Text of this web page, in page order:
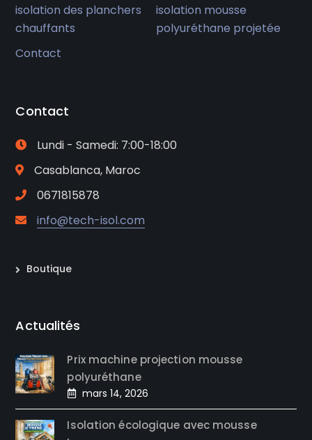
isolation des planchers
chauffants
isolation mousse
polyuréthane projetée
Contact
Contact
Lundi - Samedi: 7:00-18:00
Casablanca, Maroc
0671815878
info@tech-isol.com
Boutique
Actualités
Prix machine projection mousse
polyuréthane
mars 14, 2026
Isolation écologique avec mousse